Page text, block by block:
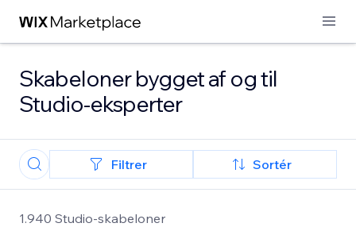
Skabeloner bygget af og til
Studio-eksperter
Filtrer Sortér
1.940 Studio-skabeloner